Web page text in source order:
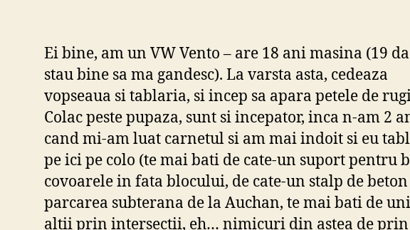
Ei bine, am un VW Vento – are 18 ani masina (19
stau bine sa ma gandesc). La varsta asta, cedeaza
vopseaua si tablaria, si incep sa apara petele de
Colac peste pupaza, sunt si incepator, inca n-am 2
cand mi-am luat carnetul si am mai indoit si eu
pe ici pe colo (te mai bati de cate-un suport pentru
covoarele in fata blocului, de cate-un stalp de
parcarea subterana de la Auchan, te mai bati de
altii prin intersectii, eh… nimicuri din astea de prin